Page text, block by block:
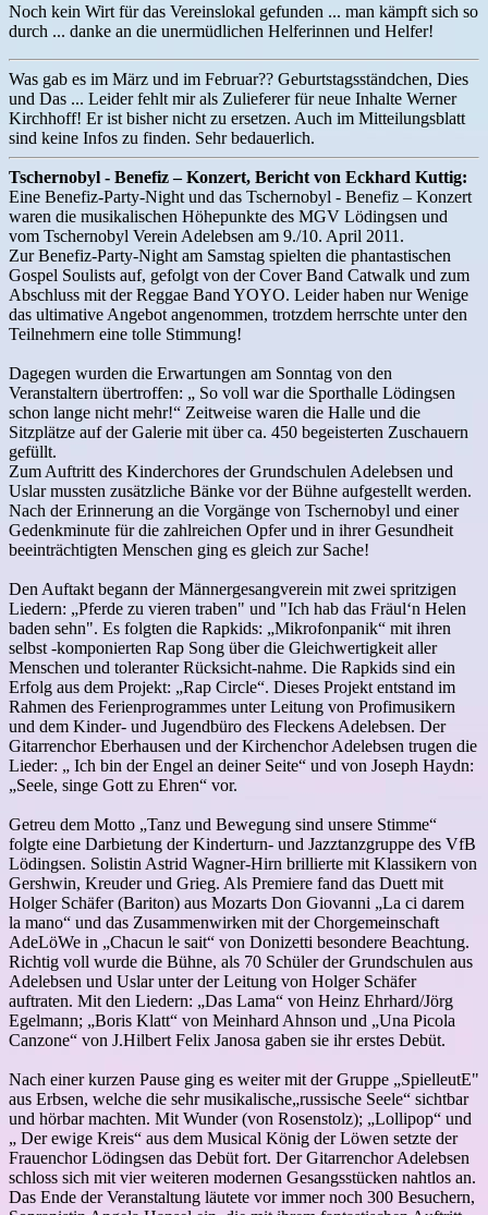
Noch kein Wirt für das Vereinslokal gefunden ... man kämpft sich so
durch ... danke an die unermüdlichen Helferinnen und Helfer!
Was gab es im März und im Februar?? Geburtstagsständchen, Dies
und Das ... Leider fehlt mir als Zulieferer für neue Inhalte Werner
Kirchhoff! Er ist bisher nicht zu ersetzen. Auch im Mitteilungsblatt
sind keine Infos zu finden. Sehr bedauerlich.
Tschernobyl - Benefiz – Konzert, Bericht von Eckhard Kuttig:
Eine Benefiz-Party-Night und das Tschernobyl - Benefiz – Konzert
waren die musikalischen Höhepunkte des MGV Lödingsen und
vom Tschernobyl Verein Adelebsen am 9./10. April 2011.
Zur Benefiz-Party-Night am Samstag spielten die phantastischen
Gospel Soulists auf, gefolgt von der Cover Band Catwalk und zum
Abschluss mit der Reggae Band YOYO. Leider haben nur Wenige
das ultimative Angebot angenommen, trotzdem herrschte unter den
Teilnehmern eine tolle Stimmung!
Dagegen wurden die Erwartungen am Sonntag von den
Veranstaltern übertroffen: „ So voll war die Sporthalle Lödingsen
schon lange nicht mehr!“ Zeitweise waren die Halle und die
Sitzplätze auf der Galerie mit über ca. 450 begeisterten Zuschauern
gefüllt.
Zum Auftritt des Kinderchores der Grundschulen Adelebsen und
Uslar mussten zusätzliche Bänke vor der Bühne aufgestellt werden.
Nach der Erinnerung an die Vorgänge von Tschernobyl und einer
Gedenkminute für die zahlreichen Opfer und in ihrer Gesundheit
beeinträchtigten Menschen ging es gleich zur Sache!
Den Auftakt begann der Männergesangverein mit zwei spritzigen
Liedern: „Pferde zu vieren traben" und "Ich hab das Fräul‘n Helen
baden sehn". Es folgten die Rapkids: „Mikrofonpanik“ mit ihren
selbst -komponierten Rap Song über die Gleichwertigkeit aller
Menschen und toleranter Rücksicht-nahme. Die Rapkids sind ein
Erfolg aus dem Projekt: „Rap Circle“. Dieses Projekt entstand im
Rahmen des Ferienprogrammes unter Leitung von Profimusikern
und dem Kinder- und Jugendbüro des Fleckens Adelebsen. Der
Gitarrenchor Eberhausen und der Kirchenchor Adelebsen trugen die
Lieder: „ Ich bin der Engel an deiner Seite“ und von Joseph Haydn:
„Seele, singe Gott zu Ehren“ vor.
Getreu dem Motto „Tanz und Bewegung sind unsere Stimme“
folgte eine Darbietung der Kinderturn- und Jazztanzgruppe des VfB
Lödingsen. Solistin Astrid Wagner-Hirn brillierte mit Klassikern von
Gershwin, Kreuder und Grieg. Als Premiere fand das Duett mit
Holger Schäfer (Bariton) aus Mozarts Don Giovanni „La ci darem
la mano“ und das Zusammenwirken mit der Chorgemeinschaft
AdeLöWe in „Chacun le sait“ von Donizetti besondere Beachtung.
Richtig voll wurde die Bühne, als 70 Schüler der Grundschulen aus
Adelebsen und Uslar unter der Leitung von Holger Schäfer
auftraten. Mit den Liedern: „Das Lama“ von Heinz Ehrhard/Jörg
Egelmann; „Boris Klatt“ von Meinhard Ahnson und „Una Picola
Canzone“ von J.Hilbert Felix Janosa gaben sie ihr erstes Debüt.
Nach einer kurzen Pause ging es weiter mit der Gruppe „SpielleutE"
aus Erbsen, welche die sehr musikalische„russische Seele“ sichtbar
und hörbar machten. Mit Wunder (von Rosenstolz); „Lollipop“ und
„ Der ewige Kreis“ aus dem Musical König der Löwen setzte der
Frauenchor Lödingsen das Debüt fort. Der Gitarrenchor Adelebsen
schloss sich mit vier weiteren modernen Gesangsstücken nahtlos an.
Das Ende der Veranstaltung läutete vor immer noch 300 Besuchern,